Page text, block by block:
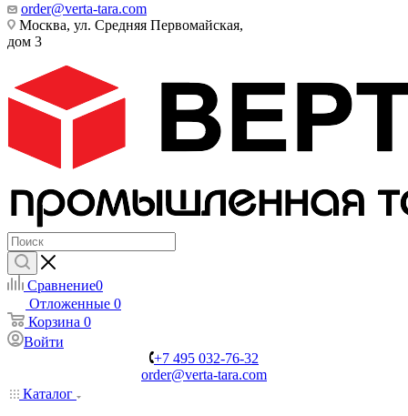
order@verta-tara.com
Москва, ул. Средняя Первомайская,
дом 3
Сравнение0
Отложенные 0
Корзина 0
Войти
+7 495 032-76-32
order@verta-tara.com
Каталог